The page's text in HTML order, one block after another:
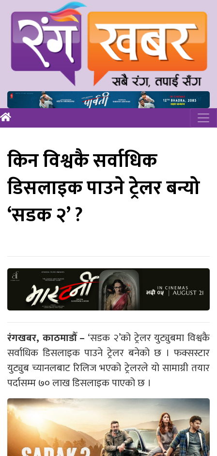
किन विश्वकै सर्वाधिक
डिसलाइक पाउने ट्रेलर बन्यो
‘सडक २’ ?
रंगखबर, काठमाडौँ – ‘सडक २’को ट्रेलर युट्युबमा विश्वकै
सर्वाधिक डिसलाइक पाउने ट्रेलर बनेको छ । फक्सस्टार
युट्युब च्यानलबाट रिलिज भएको ट्रेलरले यो सामाग्री तयार
पर्दासम्म ७० लाख डिसलाइक पाएको छ ।